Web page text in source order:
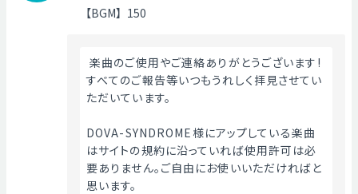
【BGM】150
楽曲のご使用やご連絡ありがとうございます!
すべてのご報告等いつもうれしく拝見させてい
ただいています。
DOVA-SYNDROME様にアップしている楽曲
はサイトの規約に沿っていれば使用許可は必
要ありません。ご自由にお使いいただければと
思います。